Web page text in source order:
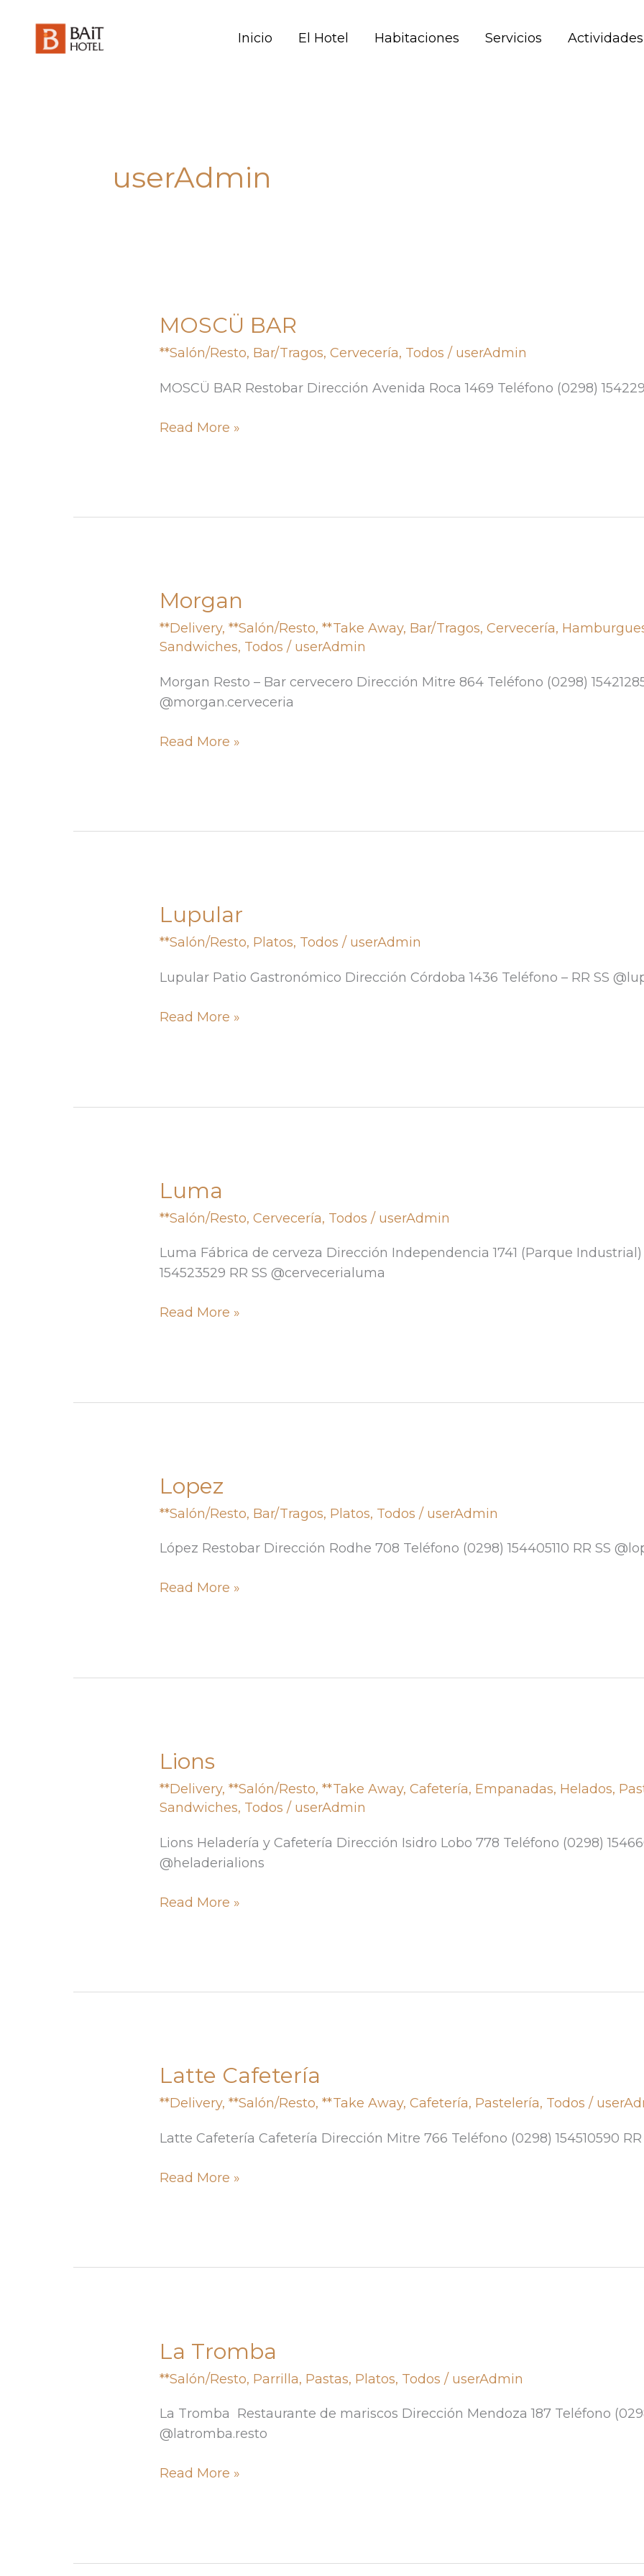
content
Inicio El Hotel Habitaciones Servicios Actividades
userAdmin
MOSCÜ BAR
**Salón/Resto, Bar/Tragos,Cervecería, Todos / userAdmin
MOSCÜ BAR Restobar Dirección Avenida Roca 1469 Teléfono (0298)
MOSCÜ
Read More »
Morgan
**Delivery,**Salón/Resto,**Take Away, Bar/Tragos,Cervecería,
Sandwiches, Todos / userAdmin
Morgan Resto – Bar cervecero Dirección Mitre 864 Teléfono (0298)
@morgan.cerveceria
Morgan
Read More »
Lupular
**Salón/Resto, Platos, Todos / userAdmin
Lupular Patio Gastronómico Dirección Córdoba 1436 Teléfono – RR SS
Lupular
Read More »
Luma
**Salón/Resto,Cervecería, Todos / userAdmin
Luma Fábrica de cerveza Dirección Independencia 1741 (Parque
154523529 RR SS @cervecerialuma
Luma
Read More »
Lopez
**Salón/Resto, Bar/Tragos, Platos, Todos / userAdmin
López Restobar Dirección Rodhe 708 Teléfono (0298) 154405110 RR SS
Lopez
Read More »
Lions
**Delivery,**Salón/Resto,**Take Away,Cafetería, Empanadas, Helados,
Sandwiches, Todos / userAdmin
Lions Heladería y Cafetería Dirección Isidro Lobo 778 Teléfono (0298)
@heladerialions
Lions
Read More »
Latte Cafetería
**Delivery,**Salón/Resto,**Take Away,Cafetería, Pastelería, Todos /
Latte Cafetería Cafetería Dirección Mitre 766 Teléfono (0298) 154510590
Latte
Read More »
La Tromba
**Salón/Resto, Parrilla, Pastas, Platos, Todos / userAdmin
La Tromba Restaurante de mariscos Dirección Mendoza 187 Teléfono
@latromba.resto
La
Read More »